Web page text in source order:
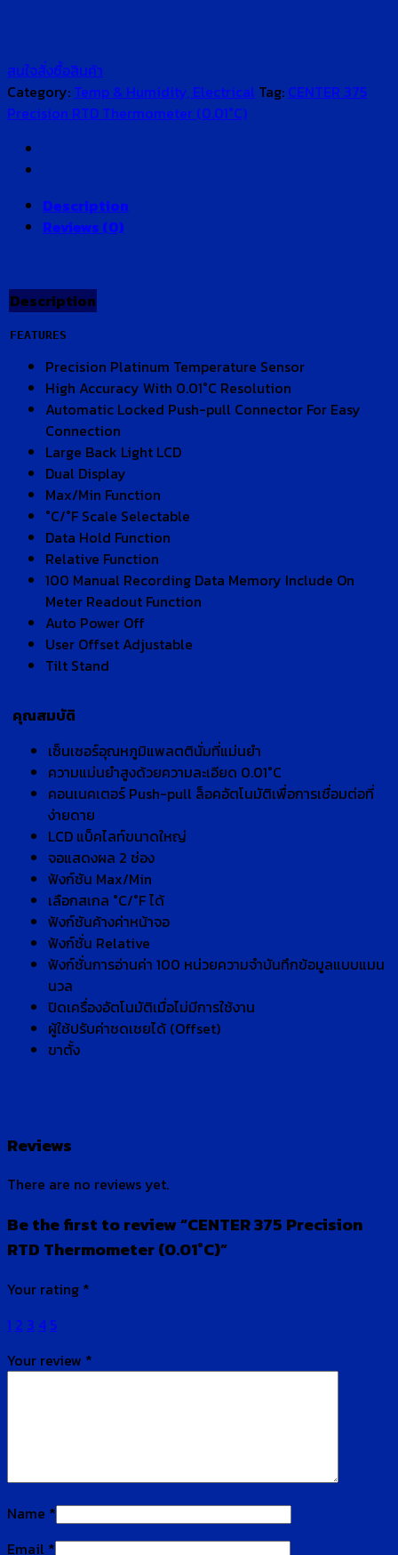
สนใจสั่งซื้อสินค้า
Category: Temp & Humidity, Electrical Tag: CENTER 375
Precision RTD Thermometer (0.01°C)
Description
Reviews (0)
Description
FEATURES
Precision Platinum Temperature Sensor
High Accuracy With 0.01°C Resolution
Automatic Locked Push-pull Connector For Easy
Connection
Large Back Light LCD
Dual Display
Max/Min Function
°C/°F Scale Selectable
Data Hold Function
Relative Function
100 Manual Recording Data Memory Include On
Meter Readout Function
Auto Power Off
User Offset Adjustable
Tilt Stand
คุณสมบัติ
เซ็นเซอร์อุณหภูมิแพลตตินั่มที่แม่นยำ
ความแม่นยำสูงด้วยความละเอียด 0.01°C
คอนเนคเตอร์ Push-pull ล็อคอัตโนมัติเพื่อการเชื่อมต่อที่
ง่ายดาย
LCD แบ็คไลท์ขนาดใหญ่
จอแสดงผล 2 ช่อง
ฟังก์ชัน Max/Min
เลือกสเกล °C/°F ได้
ฟังก์ชันค้างค่าหน้าจอ
ฟังก์ชั่น Relative
ฟังก์ชั่นการอ่านค่า 100 หน่วยความจำบันทึกข้อมูลแบบแมน
นวล
ปิดเครื่องอัตโนมัติเมื่อไม่มีการใช้งาน
ผู้ใช้ปรับค่าชดเชยได้ (Offset)
ขาตั้ง
Reviews
There are no reviews yet.
Be the first to review “CENTER 375 Precision
RTD Thermometer (0.01°C)”
Your rating *
1 2 3 4 5
Your review *
Name *
Email *